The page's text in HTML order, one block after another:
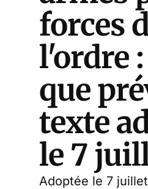
forces
l'ordre :
que
texte
le 7
Adoptée le 7